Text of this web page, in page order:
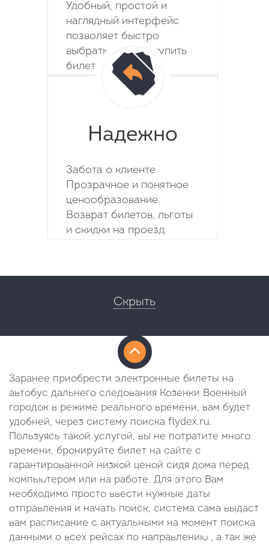
Удобный, простой и
наглядный интерфейс
позволяет быстро
выбрать место и купить
билет на автобус.
Надежно
Забота о клиенте.
Прозрачное и понятное
ценообразование.
Возврат билетов, льготы
и скидки на проезд.
Скрыть
Заранее приобрести электронные билеты на
автобус дальнего следования Козенки Военный
городок в режиме реального времени, вам будет
удобней, через систему поиска flydex.ru.
Пользуясь такой услугой, вы не потратите много
времени, бронируйте билет на сайте с
гарантированной низкой ценой сидя дома перед
компьютером или на работе. Для этого Вам
необходимо просто ввести нужные даты
отправления и начать поиск, система сама выдаст
вам расписание с актуальными на момент поиска
данными о всех рейсах по направлению , а так же